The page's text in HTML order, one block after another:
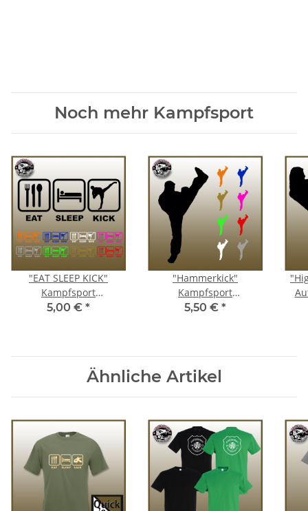
Noch mehr Kampfsport
"EAT SLEEP KICK"
Kampfsport
Autoaufkleber
5,00 € *
"Hammerkick"
Kampfsport
Autoaufkleber
5,50 € *
Ähnliche Artikel